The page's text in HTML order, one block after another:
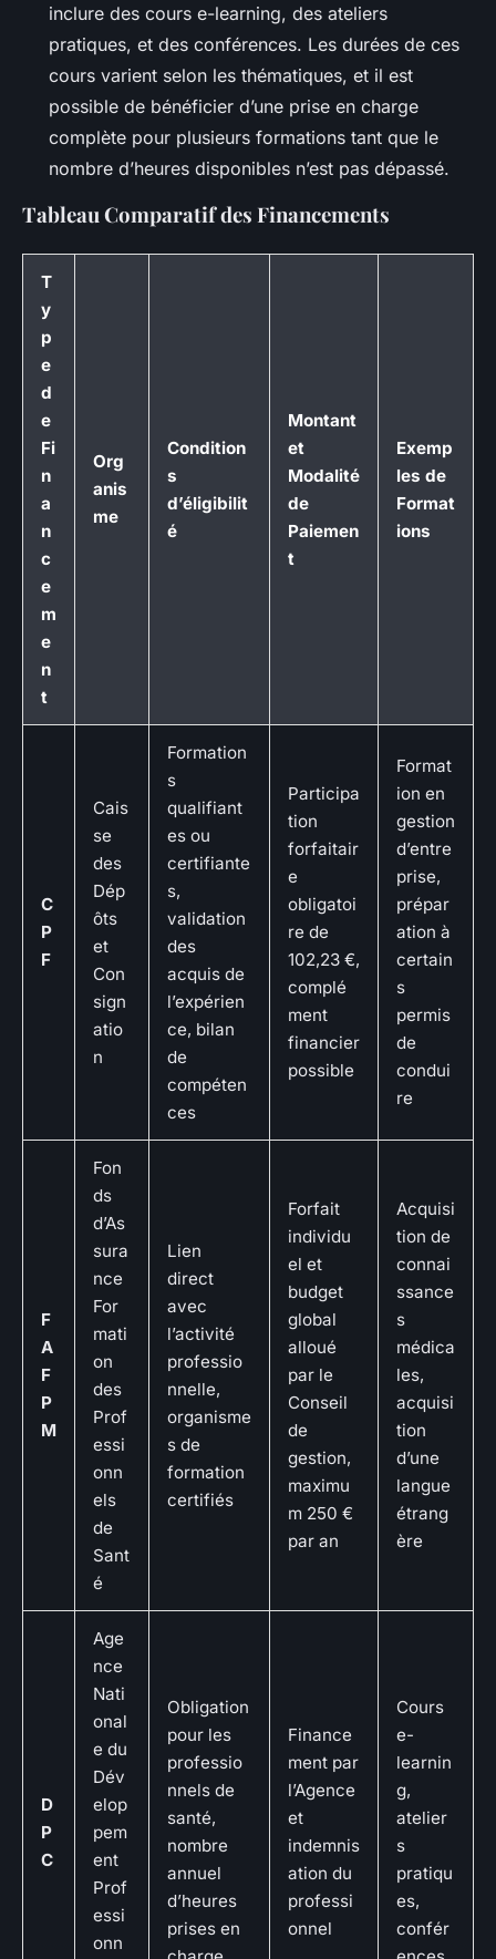
inclure des cours e-learning, des ateliers
pratiques, et des conférences. Les durées de ces
cours varient selon les thématiques, et il est
possible de bénéficier d’une prise en charge
complète pour plusieurs formations tant que le
nombre d’heures disponibles n’est pas dépassé.
Tableau Comparatif des Financements
T
y
p
e
d
e
Fi
n
a
n
c
e
m
e
n
t
Org
anis
me
Condition
s
d’éligibilit
é
Montant
et
Modalité
de
Paiemen
t
Exemp
les de
Format
ions
C
P
F
Cais
se
des
Dép
ôts
et
Con
sign
atio
n
Formation
s
qualifiant
es ou
certifiante
s,
validation
des
acquis de
l’expérien
ce, bilan
de
compéten
ces
Participa
tion
forfaitair
e
obligatoi
re de
102,23 €,
complé
ment
financier
possible
Format
ion en
gestion
d’entre
prise,
prépar
ation à
certain
s
permis
de
condui
re
F
A
F
P
M
Fon
ds
d’As
sura
nce
For
mati
on
des
Prof
essi
onn
els
de
Sant
é
Lien
direct
avec
l’activité
professio
nnelle,
organisme
s de
formation
certifiés
Forfait
individu
el et
budget
global
alloué
par le
Conseil
de
gestion,
maximu
m 250 €
par an
Acquisi
tion de
connai
ssance
s
médica
les,
acquisi
tion
d’une
langue
étrang
ère
D
P
C
Age
nce
Nati
onal
e du
Dév
elop
pem
ent
Prof
essi
onn
Obligation
pour les
professio
nnels de
santé,
nombre
annuel
d’heures
prises en
Finance
ment par
l’Agence
et
indemnis
ation du
professi
onnel
Cours
e-
learnin
g,
atelier
s
pratiqu
es,
confér